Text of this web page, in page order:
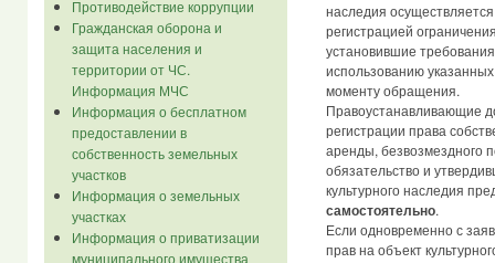
Противодействие коррупции
Гражданская оборона и
защита населения и
территории от ЧС.
Информация МЧС
Информация о бесплатном
предоставлении в
собственность земельных
участков
Информация о земельных
участках
Информация о приватизации
муниципального имущества
наследия
регистрацией
установившие
использованию
моменту обращения.
Правоустанавливающие
регистрации права
аренды, безвозмездного
обязательство и
культурного наследия
самостоятельно.
Если одновременно с
прав на объект